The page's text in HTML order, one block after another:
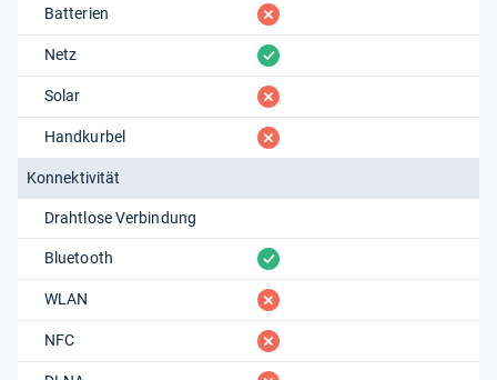
Batterien fehlt
Netz vorhanden
Solar fehlt
Handkurbel fehlt
Konnektivität
Drahtlose Verbindung
Bluetooth vorhanden
WLAN fehlt
NFC fehlt